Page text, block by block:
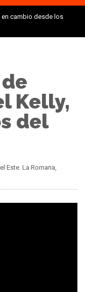
en cambio desde los
Kelly,
del
Este. La Romana,